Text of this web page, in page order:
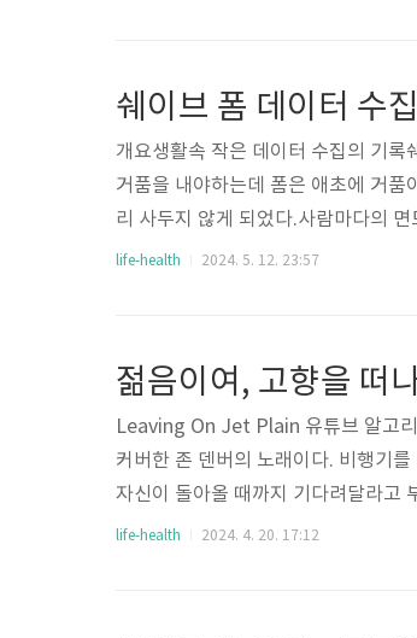
쉐이브 폼 데이터 수집
개요생활속 작은 데이터 수집의 기
거품을 내야하는데 폼은 애초에 거품
리 사두지 않게 되었다.사람마다의
월이다 싶다.별 것 아닌 이 정보를 알
life-health 2024. 5. 12. 23:57
젊음이여, 고향을 떠
Leaving On Jet Plain 유튜브 알고리
커버한 존 덴버의 노래이다. 비행기
자신이 돌아올 때까지 기다려달라고
하는 사람에게 다시 돌아올 것을 약
life-health 2024. 4. 20. 17:12